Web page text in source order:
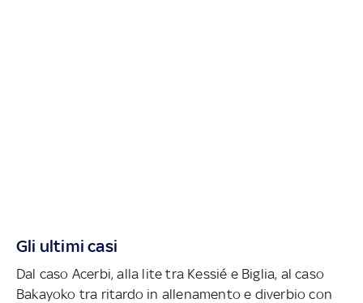
Gli ultimi casi
Dal caso Acerbi, alla lite tra Kessié e Biglia, al caso
Bakayoko tra ritardo in allenamento e diverbio con